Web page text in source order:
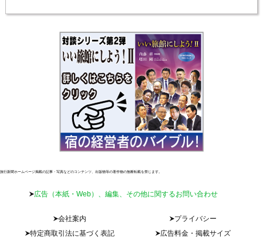
旅行新聞ホームページ掲載の記事・写真などのコンテンツ、出版物等の著作物の無断転載を禁じます。
広告（本紙・Web）、編集、その他に関するお問い合わせ
会社案内
プライバシー
特定商取引法に基づく表記
広告料金・掲載サイズ